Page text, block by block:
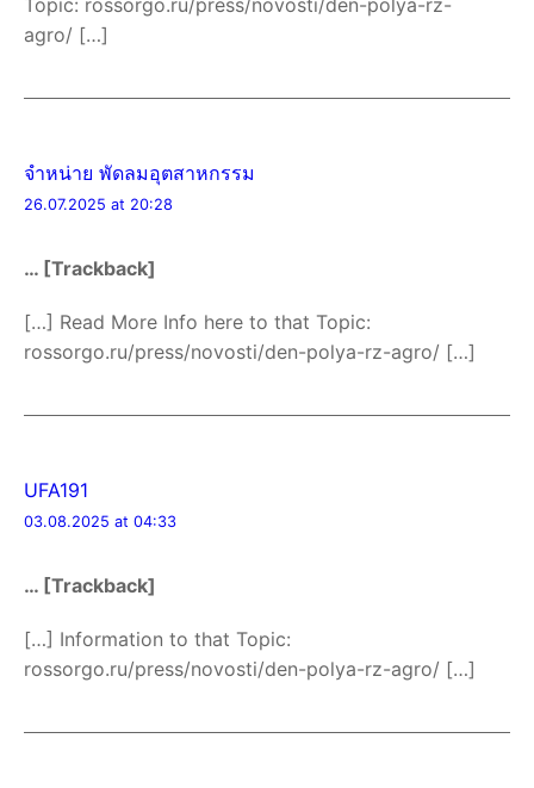
Topic: rossorgo.ru/press/novosti/den-polya-rz-
agro/ […]
จำหน่าย พัดลมอุตสาหกรรม
26.07.2025 at 20:28
… [Trackback]
[…] Read More Info here to that Topic:
rossorgo.ru/press/novosti/den-polya-rz-agro/ […]
UFA191
03.08.2025 at 04:33
… [Trackback]
[…] Information to that Topic:
rossorgo.ru/press/novosti/den-polya-rz-agro/ […]